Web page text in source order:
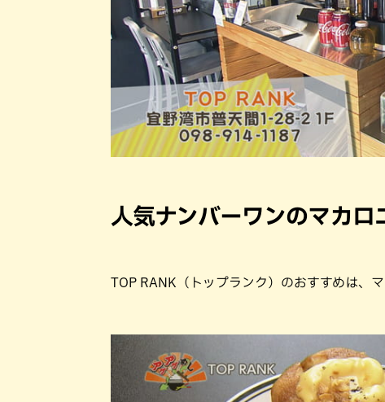
人気ナンバーワンのマカロ
TOP RANK（トップランク）のおすすめは、